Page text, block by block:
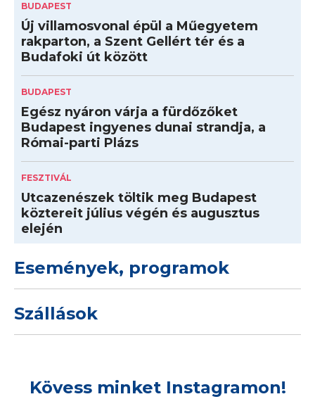
BUDAPEST
Új villamosvonal épül a Műegyetem
rakparton, a Szent Gellért tér és a
Budafoki út között
BUDAPEST
Egész nyáron várja a fürdőzőket
Budapest ingyenes dunai strandja, a
Római-parti Plázs
FESZTIVÁL
Utcazenészek töltik meg Budapest
köztereit július végén és augusztus
elején
Események, programok
Szállások
Kövess minket Instagramon!